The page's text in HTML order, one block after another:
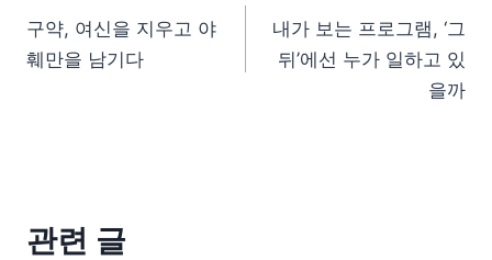
구약, 여신을 지우고 야
훼만을 남기다
내가 보는 프로그램, ‘그
뒤’에선 누가 일하고 있
을까
관련 글